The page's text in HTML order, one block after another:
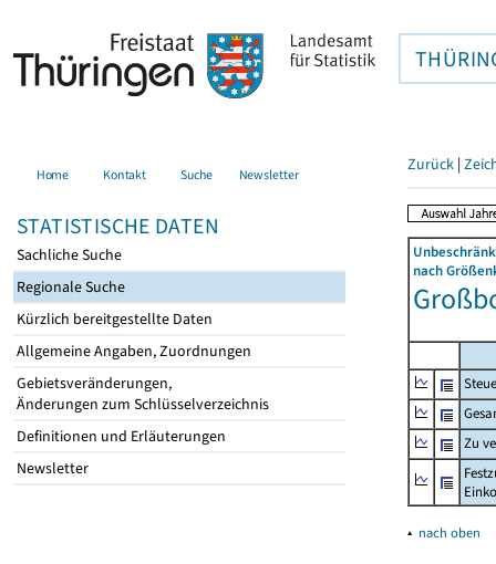
Home Kontakt Suche Newsletter
STATISTISCHE DATEN
Sachliche Suche
Regionale Suche
Kürzlich bereitgestellte Daten
Allgemeine Angaben, Zuordnungen
Gebietsveränderungen,
Änderungen zum Schlüsselverzeichnis
Definitionen und Erläuterungen
Newsletter
Zurück |
nach
Zu
▴ nach oben